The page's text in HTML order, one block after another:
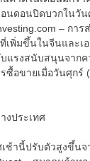
ดอนปิดบวกในวั
– ก
พิ่มขึ้นในจีนและเ
รงสนับสนุนจาก
ขายเมื่อวันศุกร์
เช้านี้ปรับตัวสูงขึ้